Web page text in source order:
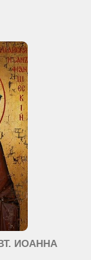
ИОАННА